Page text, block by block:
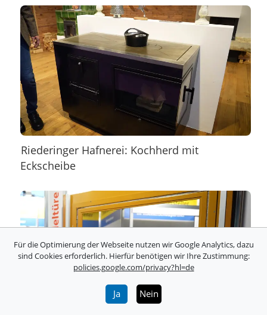
Riederinger Hafnerei: Kochherd mit
Eckscheibe
Für die Optimierung der Webseite nutzen wir Google Analytics, dazu
sind Cookies erforderlich. Hierfür benötigen wir Ihre Zustimmung:
policies.google.com/privacy?hl=de
Ja Nein